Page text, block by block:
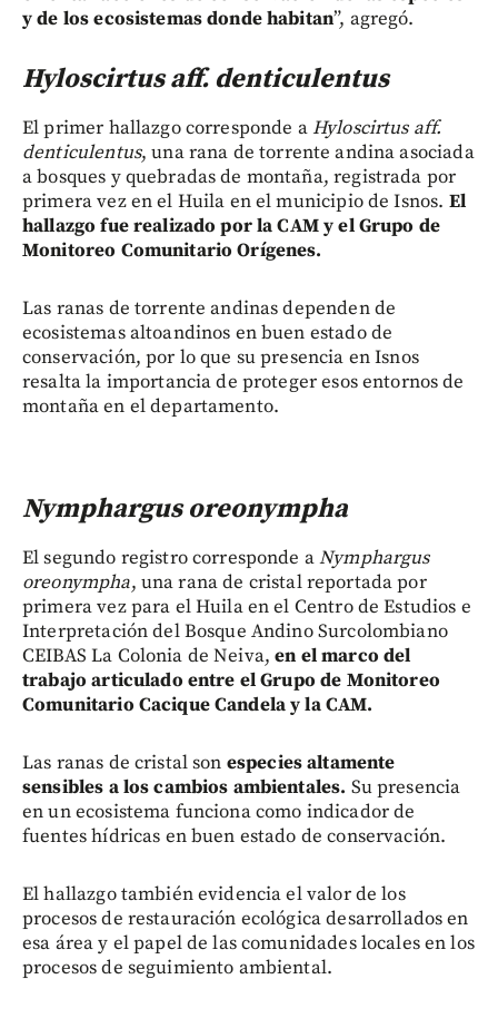
y de los ecosistemas donde habitan”, agregó.
Hyloscirtus aff. denticulentus
El primer hallazgo corresponde aHyloscirtus aff.
denticulentus, una rana de torrente andina asociada
a bosques y quebradas de montaña, registrada por
primera vez en el Huila en el municipio de Isnos. El
hallazgo fue realizado por la CAM y el Grupo de
Monitoreo Comunitario Orígenes.
Las ranas de torrente andinas dependen de
ecosistemas altoandinos en buen estado de
conservación, por lo que su presencia en Isnos
resalta la importancia de proteger esos entornos de
montaña en el departamento.
Nymphargus oreonympha
El segundo registro corresponde aNymphargus
oreonympha, una rana de cristal reportada por
primera vez para el Huila en el Centro de Estudios e
Interpretación del Bosque Andino Surcolombiano
CEIBAS La Colonia de Neiva,en el marco del
trabajo articulado entre el Grupo de Monitoreo
Comunitario Cacique Candela y la CAM.
Las ranas de cristal son especies altamente
sensibles a los cambios ambientales. Su presencia
en un ecosistema funciona como indicador de
fuentes hídricas en buen estado de conservación.
El hallazgo también evidencia el valor de los
procesos de restauración ecológica desarrollados en
esa área y el papel de las comunidades locales en los
procesos de seguimiento ambiental.